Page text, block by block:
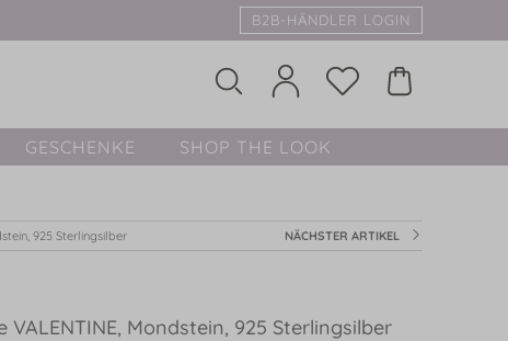
B2B-HÄNDLER LOGIN
GESCHENKE SHOP THE LOOK
925 Sterlingsilber NÄCHSTER ARTIKEL
VALENTINE, Mondstein, 925 Sterlingsilber